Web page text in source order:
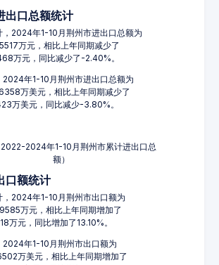
出口总额统计
，2024年1-10月荆州市进出口总额为
万元，相比上年同期减少了
万元，同比减少了-2.40%。
2024年1-10月荆州市进出口总额为
万美元，相比上年同期减少了
万美元，同比减少-3.80%。
2022-2024年1-10月荆州市累计进出口总
额）
口额统计
，2024年1-10月荆州市出口额为
万元，相比上年同期增加了
万元，同比增加了13.10%。
2024年1-10月荆州市出口额为
万美元，相比上年同期增加了